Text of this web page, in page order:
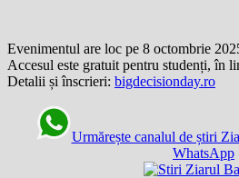
Evenimentul are loc pe 8 octombrie
Accesul este gratuit pentru studenți, în
Detalii și înscrieri: bigdecisionday.ro
Urmărește canalul de știri
WhatsApp